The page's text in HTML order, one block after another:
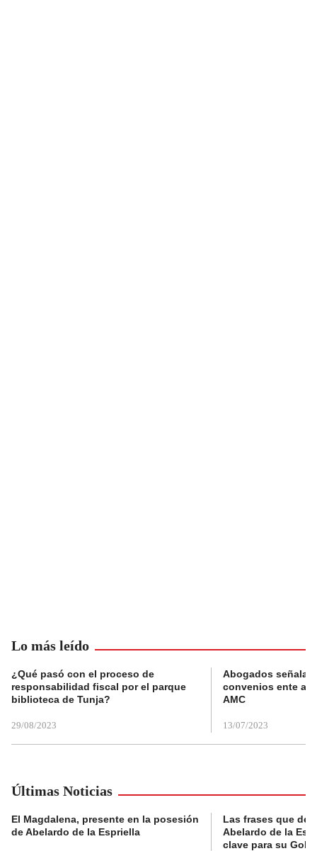
Lo más leído
¿Qué pasó con el proceso de
responsabilidad fiscal por el parque
biblioteca de Tunja?
29/08/2023
Abogados
convenios ente
AMC
13/07/2023
Últimas Noticias
El Magdalena, presente en la posesión
de Abelardo de la Espriella
Las frases que
Abelardo de la
clave para su